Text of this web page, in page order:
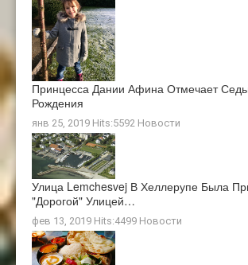
Принцесса Дании Афина Отмечает
Рождения
янв 25, 2019 Hits:5592 Новости
Улица Lemchesvej В Хеллерупе Была
"дорогой" Улицей…
фев 13, 2019 Hits:4499 Новости